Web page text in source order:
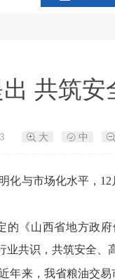
共筑
大 中
化与市场化水平，
的《山西省地方政
共识，共筑安全、
来，我省粮油交